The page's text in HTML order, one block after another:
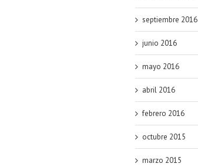
septiembre 2016
junio 2016
mayo 2016
abril 2016
febrero 2016
octubre 2015
marzo 2015